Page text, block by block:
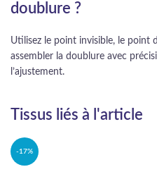
doublure ?
Utilisez le point invisible, le point
assembler la doublure avec
l’ajustement.
Tissus liés à l'article
-17%